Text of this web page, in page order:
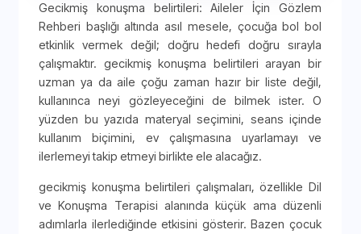
Gecikmiş konuşma belirtileri: Aileler İçin Gözlem
Rehberi başlığı altında asıl mesele, çocuğa bol bol
etkinlik vermek değil; doğru hedefi doğru sırayla
çalışmaktır. gecikmiş konuşma belirtileri arayan bir
uzman ya da aile çoğu zaman hazır bir liste değil,
kullanınca neyi gözleyeceğini de bilmek ister. O
yüzden bu yazıda materyal seçimini, seans içinde
kullanım biçimini, ev çalışmasına uyarlamayı ve
ilerlemeyi takip etmeyi birlikte ele alacağız.
gecikmiş konuşma belirtileri çalışmaları, özellikle Dil
ve Konuşma Terapisi alanında küçük ama düzenli
adımlarla ilerlediğinde etkisini gösterir. Bazen çocuk